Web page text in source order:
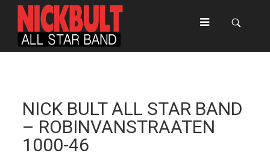
NICK BULT ALL STAR BAND
– ROBINVANSTRAATEN
1000-46